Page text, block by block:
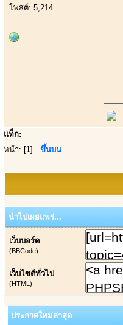
โพสต์: 5,214
แท็ก:
หน้า: [1] ขึ้นบน
นำไปเผยแพร่...
เว็บบอร์ด
(BBCode)
เว็บไซต์ทั่วไป
(HTML)
ประกาศใหม่ล่าสุด